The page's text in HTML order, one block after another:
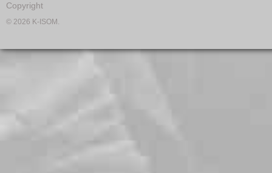
Copyright
© 2026 K-ISOM.